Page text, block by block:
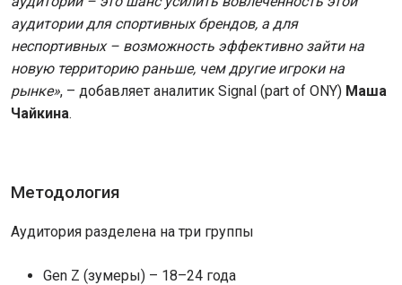
аудитории для спортивных брендов, а для
неспортивных – возможность эффективно зайти на
новую территорию раньше, чем другие игроки на
рынке», – добавляет аналитик Signal (part of ONY) Маша
Чайкина.
Методология
Аудитория разделена на три группы
Gen Z (зумеры) – 18–24 года